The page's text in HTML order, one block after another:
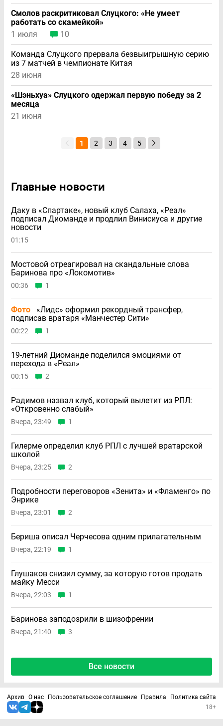
Смолов раскритиковал Слуцкого: «Не умеет
работать со скамейкой»
1 июля
10
Команда Слуцкого прервала безвыигрышную серию
из 7 матчей в чемпионате Китая
28 июня
«Шэньхуа» Слуцкого одержал первую победу за 2
месяца
21 июня
1 2 3 4 5
Главные новости
Даку в «Спартаке», новый клуб Салаха, «Реал»
подписал Диоманде и продлил Винисиуса и другие
новости
01:15
Мостовой отреагировал на скандальные слова
Баринова про «Локомотив»
00:36 1
Фото
«Лидс» оформил рекордный трансфер,
подписав вратаря «Манчестер Сити»
00:22 1
19-летний Диоманде поделился эмоциями от
перехода в «Реал»
00:15 2
Радимов назвал клуб, который вылетит из РПЛ:
«Откровенно слабый»
Вчера, 23:49 1
Гилерме определил клуб РПЛ с лучшей вратарской
школой
Вчера, 23:25 2
Подробности переговоров «Зенита» и «Фламенго» по
Энрике
Вчера, 23:01 2
Бериша описал Черчесова одним прилагательным
Вчера, 22:19 1
Глушаков снизил сумму, за которую готов продать
майку Месси
Вчера, 22:03 1
Баринова заподозрили в шизофрении
Вчера, 21:40 3
Все новости
Архив О нас Пользовательское соглашение Правила
Политика сайта
18+